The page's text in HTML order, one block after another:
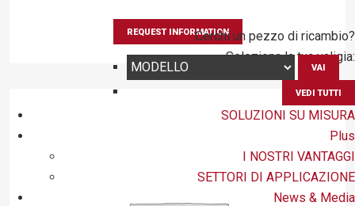
Cerchi un pezzo di ricambio?
Seleziona la tua valigia:
VAI
VEDI TUTTI
SOLUZIONI SU MISURA
Plus
I NOSTRI VANTAGGI
SETTORI DI APPLICAZIONE
News & Media
REQUEST INFORMATION